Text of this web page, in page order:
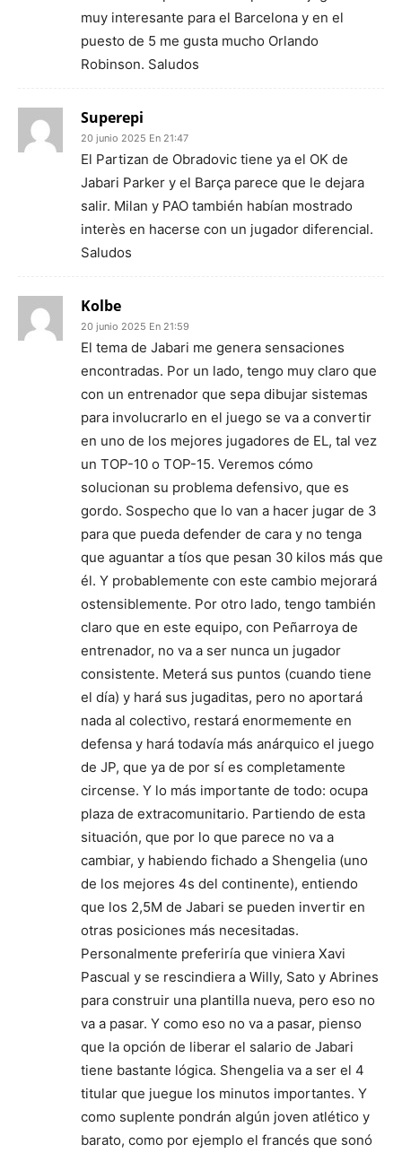
muy interesante para el Barcelona y en el
puesto de 5 me gusta mucho Orlando
Robinson. Saludos
Superepi
20 junio 2025 En 21:47
El Partizan de Obradovic tiene ya el OK de
Jabari Parker y el Barça parece que le dejara
salir. Milan y PAO también habían mostrado
interès en hacerse con un jugador diferencial.
Saludos
Kolbe
20 junio 2025 En 21:59
El tema de Jabari me genera sensaciones
encontradas. Por un lado, tengo muy claro que
con un entrenador que sepa dibujar sistemas
para involucrarlo en el juego se va a convertir
en uno de los mejores jugadores de EL, tal vez
un TOP-10 o TOP-15. Veremos cómo
solucionan su problema defensivo, que es
gordo. Sospecho que lo van a hacer jugar de 3
para que pueda defender de cara y no tenga
que aguantar a tíos que pesan 30 kilos más que
él. Y probablemente con este cambio mejorará
ostensiblemente. Por otro lado, tengo también
claro que en este equipo, con Peñarroya de
entrenador, no va a ser nunca un jugador
consistente. Meterá sus puntos (cuando tiene
el día) y hará sus jugaditas, pero no aportará
nada al colectivo, restará enormemente en
defensa y hará todavía más anárquico el juego
de JP, que ya de por sí es completamente
circense. Y lo más importante de todo: ocupa
plaza de extracomunitario. Partiendo de esta
situación, que por lo que parece no va a
cambiar, y habiendo fichado a Shengelia (uno
de los mejores 4s del continente), entiendo
que los 2,5M de Jabari se pueden invertir en
otras posiciones más necesitadas.
Personalmente preferiría que viniera Xavi
Pascual y se rescindiera a Willy, Sato y Abrines
para construir una plantilla nueva, pero eso no
va a pasar. Y como eso no va a pasar, pienso
que la opción de liberar el salario de Jabari
tiene bastante lógica. Shengelia va a ser el 4
titular que juegue los minutos importantes. Y
como suplente pondrán algún joven atlético y
barato, como por ejemplo el francés que sonó